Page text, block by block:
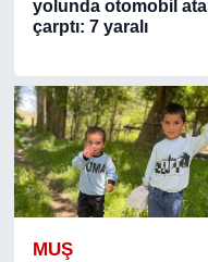
yolunda otomobil ata
çarptı: 7 yaralı
MUŞ